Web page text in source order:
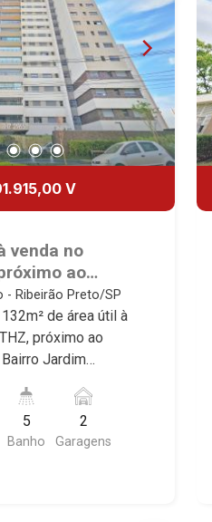
V
venda no
ao
- Ribeirão
- Ribeirão Preto/SP
de área útil à
próximo ao
Jardim
imóvel que a
selecionou para
5
Banho
2
Garagens